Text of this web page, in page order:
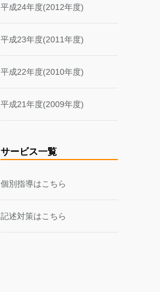
平成24年度(2012年度)
平成23年度(2011年度)
平成22年度(2010年度)
平成21年度(2009年度)
サービス一覧
個別指導はこちら
記述対策はこちら